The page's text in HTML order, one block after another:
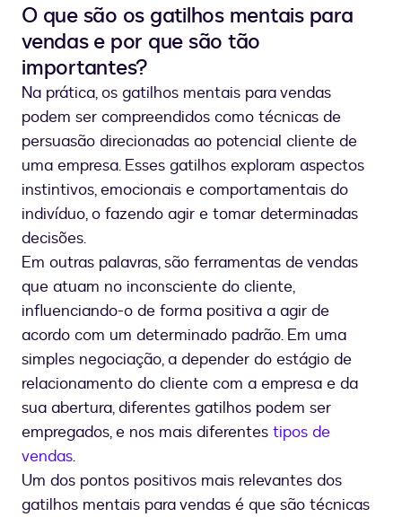
O que são os gatilhos mentais para
vendas e por que são tão
importantes?
Na prática, os gatilhos mentais para vendas
podem ser compreendidos como técnicas de
persuasão direcionadas ao potencial cliente de
uma empresa. Esses gatilhos exploram aspectos
instintivos, emocionais e comportamentais do
indivíduo, o fazendo agir e tomar determinadas
decisões.
Em outras palavras, são ferramentas de vendas
que atuam no inconsciente do cliente,
influenciando-o de forma positiva a agir de
acordo com um determinado padrão. Em uma
simples negociação, a depender do estágio de
relacionamento do cliente com a empresa e da
sua abertura, diferentes gatilhos podem ser
empregados, e nos mais diferentes tipos de
vendas.
Um dos pontos positivos mais relevantes dos
gatilhos mentais para vendas é que são técnicas